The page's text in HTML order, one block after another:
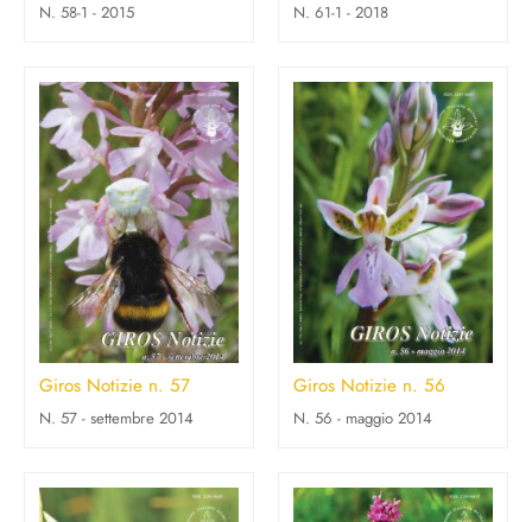
N. 58-1 - 2015 N. 61-1 - 2018
Giros Notizie n. 57
N. 57 - settembre 2014
Giros Notizie n. 56
N. 56 - maggio 2014